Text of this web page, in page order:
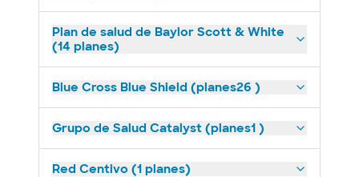
Plan de salud de Baylor Scott & White
(14 planes)
Blue Cross Blue Shield (planes26 )
Grupo de Salud Catalyst (planes1 )
Red Centivo (1 planes)